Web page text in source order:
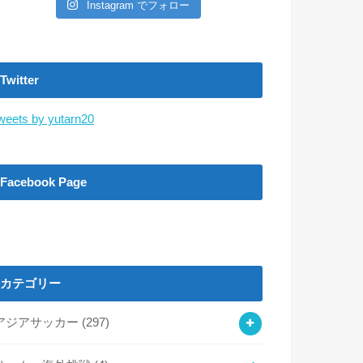
Instagram でフォロー
Twitter
by yutarn20
Facebook Page
カテゴリー
ジアサッカー (297)